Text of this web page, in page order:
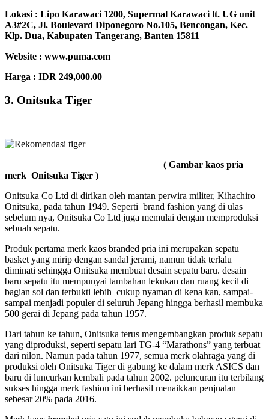
Lokasi : Lipo Karawaci 1200, Supermal Karawaci lt. UG unit
A3#2C, Jl. Boulevard Diponegoro No.105, Bencongan, Kec.
Klp. Dua, Kabupaten Tangerang, Banten 15811
Website : www.puma.com
Harga : IDR 249,000.00
3. Onitsuka Tiger
( Gambar kaos pria
merk Onitsuka Tiger )
Onitsuka Co Ltd di dirikan oleh mantan perwira militer, Kihachiro
Onitsuka, pada tahun 1949. Seperti brand fashion yang di ulas
sebelum nya, Onitsuka Co Ltd juga memulai dengan memproduksi
sebuah sepatu.
Produk pertama merk kaos branded pria ini merupakan sepatu
basket yang mirip dengan sandal jerami, namun tidak terlalu
diminati sehingga Onitsuka membuat desain sepatu baru. desain
baru sepatu itu mempunyai tambahan lekukan dan ruang kecil di
bagian sol dan terbukti lebih cukup nyaman di kena kan, sampai-
sampai menjadi populer di seluruh Jepang hingga berhasil membuka
500 gerai di Jepang pada tahun 1957.
Dari tahun ke tahun, Onitsuka terus mengembangkan produk sepatu
yang diproduksi, seperti sepatu lari TG-4 “Marathons” yang terbuat
dari nilon. Namun pada tahun 1977, semua merk olahraga yang di
produksi oleh Onitsuka Tiger di gabung ke dalam merk ASICS dan
baru di luncurkan kembali pada tahun 2002. peluncuran itu terbilang
sukses hingga merk fashion ini berhasil menaikkan penjualan
sebesar 20% pada 2016.